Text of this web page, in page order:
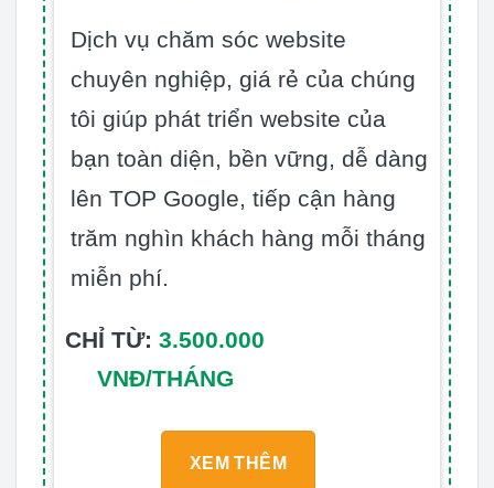
Dịch vụ chăm sóc website
chuyên nghiệp, giá rẻ của chúng
tôi giúp phát triển website của
bạn toàn diện, bền vững, dễ dàng
lên TOP Google, tiếp cận hàng
trăm nghìn khách hàng mỗi tháng
miễn phí.
CHỈ TỪ: 3.500.000
VNĐ/THÁNG
XEM THÊM